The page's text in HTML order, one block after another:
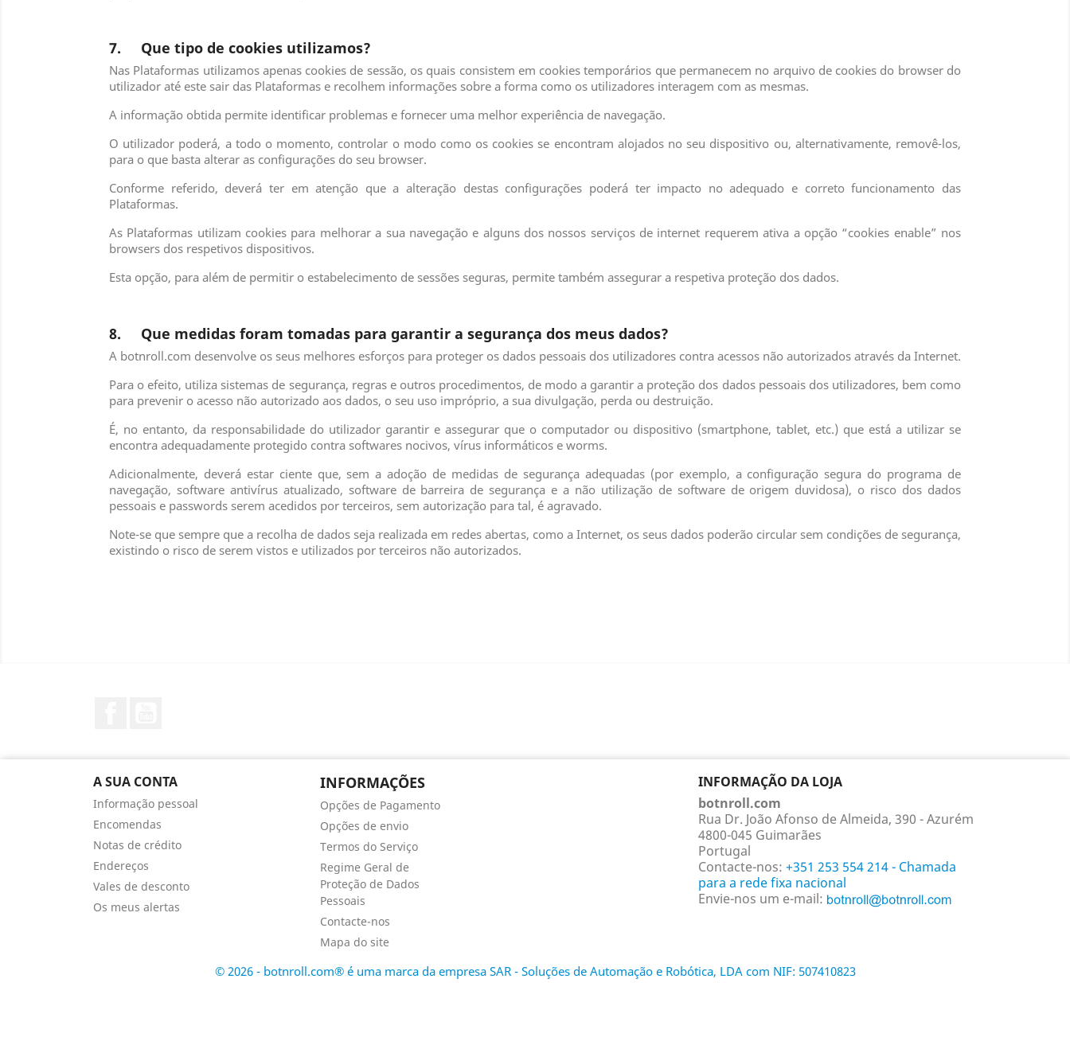
7. Que tipo de cookies utilizamos?
Nas Plataformas utilizamos apenas cookies de sessão, os quais consistem em cookies temporários que permanecem no arquivo de cookies do browser do
utilizador até este sair das Plataformas e recolhem informações sobre a forma como os utilizadores interagem com as mesmas.
A informação obtida permite identificar problemas e fornecer uma melhor experiência de navegação.
O utilizador poderá, a todo o momento, controlar o modo como os cookies se encontram alojados no seu dispositivo ou, alternativamente, removê-los,
para o que basta alterar as configurações do seu browser.
Conforme referido, deverá ter em atenção que a alteração destas configurações poderá ter impacto no adequado e correto funcionamento das
Plataformas.
As Plataformas utilizam cookies para melhorar a sua navegação e alguns dos nossos serviços de internet requerem ativa a opção “cookies enable” nos
browsers dos respetivos dispositivos.
Esta opção, para além de permitir o estabelecimento de sessões seguras, permite também assegurar a respetiva proteção dos dados.
8. Que medidas foram tomadas para garantir a segurança dos meus dados?
A botnroll.com desenvolve os seus melhores esforços para proteger os dados pessoais dos utilizadores contra acessos não autorizados através da Internet.
Para o efeito, utiliza sistemas de segurança, regras e outros procedimentos, de modo a garantir a proteção dos dados pessoais dos utilizadores, bem como
para prevenir o acesso não autorizado aos dados, o seu uso impróprio, a sua divulgação, perda ou destruição.
É, no entanto, da responsabilidade do utilizador garantir e assegurar que o computador ou dispositivo (smartphone, tablet, etc.) que está a utilizar se
encontra adequadamente protegido contra softwares nocivos, vírus informáticos e worms.
Adicionalmente, deverá estar ciente que, sem a adoção de medidas de segurança adequadas (por exemplo, a configuração segura do programa de
navegação, software antivírus atualizado, software de barreira de segurança e a não utilização de software de origem duvidosa), o risco dos dados
pessoais e passwords serem acedidos por terceiros, sem autorização para tal, é agravado.
Note-se que sempre que a recolha de dados seja realizada em redes abertas, como a Internet, os seus dados poderão circular sem condições de segurança,
existindo o risco de serem vistos e utilizados por terceiros não autorizados.
A SUA CONTA
Informação pessoal
Encomendas
Notas de crédito
Endereços
Vales de desconto
Os meus alertas
INFORMAÇÕES
Opções de Pagamento
Opções de envio
Termos do Serviço
Regime Geral de
Proteção de Dados
Pessoais
Contacte-nos
Mapa do site
INFORMAÇÃO DA LOJA
botnroll.com
Rua Dr. João Afonso de Almeida, 390 - Azurém
4800-045 Guimarães
Portugal
Contacte-nos: +351 253 554 214 - Chamada
para a rede fixa nacional
Envie-nos um e-mail:
© 2026 - botnroll.com® é uma marca da empresa SAR - Soluções de Automação e Robótica, LDA com NIF: 507410823